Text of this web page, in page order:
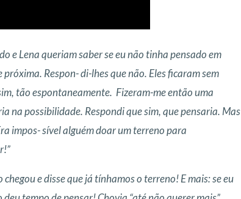
e Lena queriam saber se eu não tinha pensado em
Respon- di-lhes que não. Eles ficaram sem
tão espontaneamente. Fizeram-me então uma
na possibilidade. Respondi que sim, que pensaria. Mas
impos- sível alguém doar um terreno para
e disse que já tínhamos o terreno! E mais: se eu